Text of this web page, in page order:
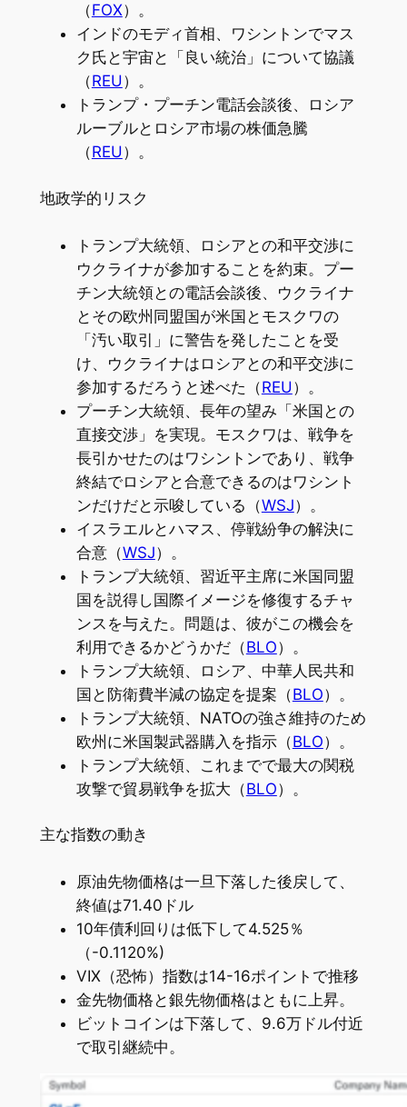
（FOX）。
インドのモディ首相、ワシントンでマス
ク氏と宇宙と「良い統治」について協議
（REU）。
トランプ・プーチン電話会談後、ロシア
ルーブルとロシア市場の株価急騰
（REU）。
地政学的リスク
トランプ大統領、ロシアとの和平交渉に
ウクライナが参加することを約束。プー
チン大統領との電話会談後、ウクライナ
とその欧州同盟国が米国とモスクワの
「汚い取引」に警告を発したことを受
け、ウクライナはロシアとの和平交渉に
参加するだろうと述べた（REU）。
プーチン大統領、長年の望み「米国との
直接交渉」を実現。モスクワは、戦争を
長引かせたのはワシントンであり、戦争
終結でロシアと合意できるのはワシント
ンだけだと示唆している（WSJ）。
イスラエルとハマス、停戦紛争の解決に
合意（WSJ）。
トランプ大統領、習近平主席に米国同盟
国を説得し国際イメージを修復するチャ
ンスを与えた。問題は、彼がこの機会を
利用できるかどうかだ（BLO）。
トランプ大統領、ロシア、中華人民共和
国と防衛費半減の協定を提案（BLO）。
トランプ大統領、NATOの強さ維持のため
欧州に米国製武器購入を指示（BLO）。
トランプ大統領、これまでで最大の関税
攻撃で貿易戦争を拡大（BLO）。
主な指数の動き
原油先物価格は一旦下落した後戻して、
終値は71.40ドル
10年債利回りは低下して4.525％
（-0.1120%)
VIX（恐怖）指数は14-16ポイントで推移
金先物価格と銀先物価格はともに上昇。
ビットコインは下落して、9.6万ドル付近
で取引継続中。